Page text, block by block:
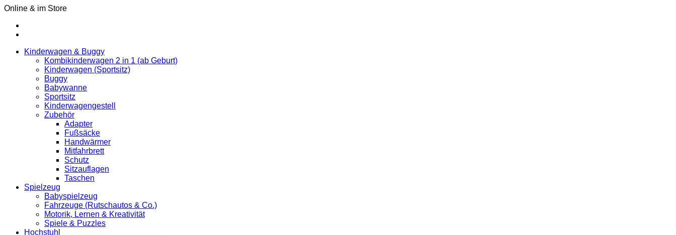
Online & im Store
Kinderwagen & Buggy
Kombikinderwagen 2 in 1 (ab Geburt)
Kinderwagen (Sportsitz)
Buggy
Babywanne
Sportsitz
Kinderwagengestell
Zubehör
Adapter
Fußsäcke
Handwärmer
Mitfahrbrett
Schutz
Sitzauflagen
Taschen
Spielzeug
Babyspielzeug
Fahrzeuge (Rutschautos & Co.)
Motorik, Lernen & Kreativität
Spiele & Puzzles
Hochstuhl